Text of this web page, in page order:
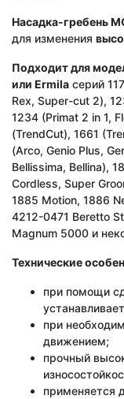
Насадка-гребень
для изменения
Подходитдля
или Ermila серий
Rex, Super-cut 2),
1234 (Primat 2 in 1,
(TrendCut), 1661
(Arco, Genio Plus,
Bellissima, Bellina),
Cordless, Super
1885 Motion, 1886
4212-0471 Beretto
Magnum 5000 и
Технические
при помощи
при
движением;
прочный
применяется